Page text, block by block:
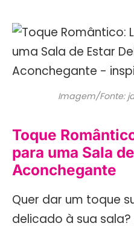
Imagem/Fonte:
Toque
para uma Sala
Aconchegante
Quer dar um toque
delicado à sua